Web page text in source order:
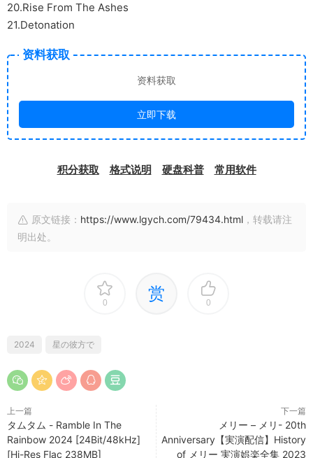
20.Rise From The Ashes
21.Detonation
资料获取
资料获取
立即下载
积分获取 格式说明 硬盘科普 常用软件
原文链接： https://www.lgych.com/79434.html ，转载请注
明出处。
0 赏 0
2024 星の彼方で
上一篇
タムタム - Ramble In The
Rainbow 2024 [24Bit/48kHz]
[Hi-Res Flac 238MB]
下一篇
メリー – メリ- 20th
Anniversary【実演配信】History
of メリー 実演娯楽全集 2023